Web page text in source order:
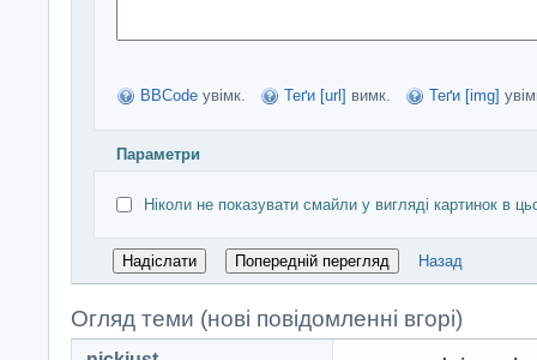
BBCode увімк. Теґи [url] вимк. Теґи [img]
Параметри
Ніколи не показувати смайли у вигляді картинок в
Назад
Огляд теми (нові повідомленні вгорі)